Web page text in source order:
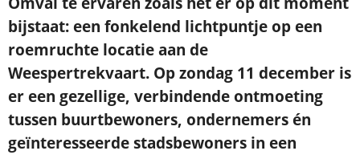
bijstaat: een fonkelend lichtpuntje op een
roemruchte locatie aan de
Weespertrekvaart. Op zondag 11 december is
er een gezellige, verbindende ontmoeting
tussen buurtbewoners, ondernemers én
geïnteresseerde stadsbewoners in een